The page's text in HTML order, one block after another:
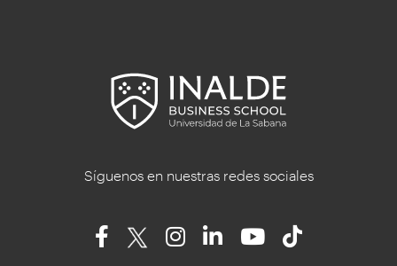
Síguenos en nuestras redes sociales